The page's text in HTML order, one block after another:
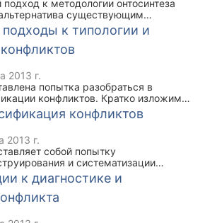
к методологии онтосинтеза
существующим
программам в России.
к типологии и
2013 г.
попытка разобраться в
конфликтов. Кратко изложим
их многообразный
конфликтов
2013 г.
собой попытку
и систематизации
конфликтов. Если мы
как некоторое подобие социального
к систематизации в
(К. Линней) (СНОСКА: Грин Н, Стаут
М., 1990. Т. 1. С. 359.), возможно
к диагностике и